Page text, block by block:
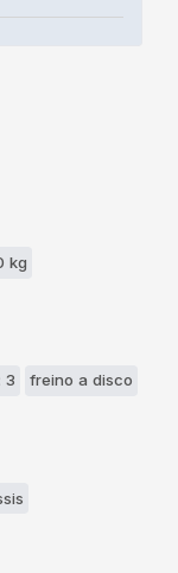
kg
3 freino a disco